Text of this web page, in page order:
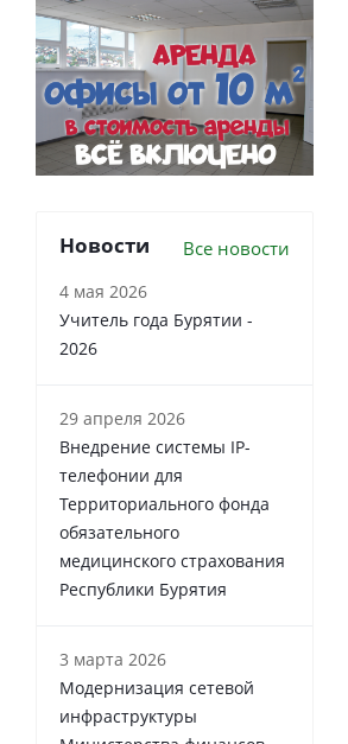
Новости Все новости
4 мая 2026
Учитель года Бурятии -
2026
29 апреля 2026
Внедрение системы IP-
телефонии для
Территориального фонда
обязательного
медицинского страхования
Республики Бурятия
3 марта 2026
Модернизация сетевой
инфраструктуры